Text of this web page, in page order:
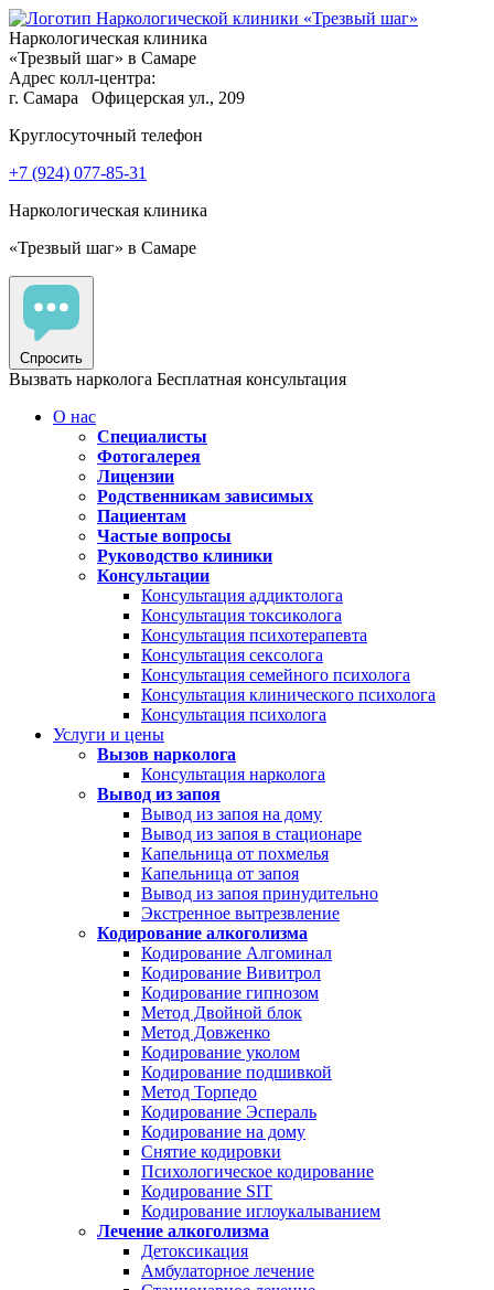
Наркологическая клиника
«Трезвый шаг» в Самаре
Адрес колл-центра:
г. Самара
Офицерская ул., 209
Круглосуточный телефон
+7 (924) 077-85-31
Наркологическая клиника
«Трезвый шаг» в Самаре
Спросить
Вызвать нарколога Бесплатная консультация
О нас
Специалисты
Фотогалерея
Лицензии
Родственникам зависимых
Пациентам
Частые вопросы
Руководство клиники
Консультации
Консультация аддиктолога
Консультация токсиколога
Консультация психотерапевта
Консультация сексолога
Консультация семейного психолога
Консультация клинического психолога
Консультация психолога
Услуги и цены
Вызов нарколога
Консультация нарколога
Вывод из запоя
Вывод из запоя на дому
Вывод из запоя в стационаре
Капельница от похмелья
Капельница от запоя
Вывод из запоя принудительно
Экстренное вытрезвление
Кодирование алкоголизма
Кодирование Алгоминал
Кодирование Вивитрол
Кодирование гипнозом
Метод Двойной блок
Метод Довженко
Кодирование уколом
Кодирование подшивкой
Метод Торпедо
Кодирование Эспераль
Кодирование на дому
Снятие кодировки
Психологическое кодирование
Кодирование SIT
Кодирование иглоукалыванием
Лечение алкоголизма
Детоксикация
Амбулаторное лечение